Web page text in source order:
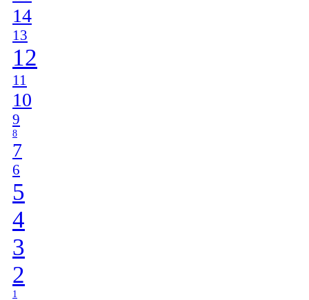
14
13
12
11
10
9
8
7
6
5
4
3
2
1